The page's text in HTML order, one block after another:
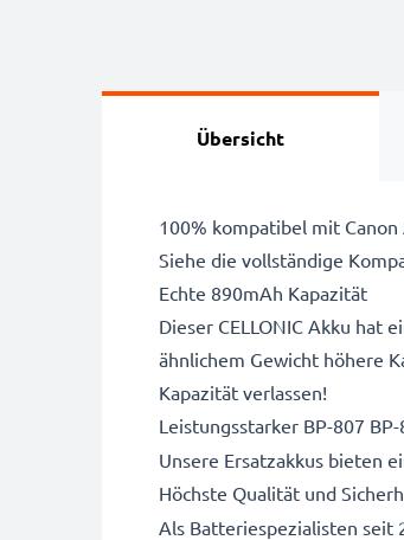
Übersicht
100% kompatibel mit Canon
Siehe die vollständige
Echte 890mAh Kapazität
Dieser CELLONIC Akku hat
ähnlichem Gewicht höhere
Kapazität verlassen!
Leistungsstarker BP-807
Unsere Ersatzakkus bieten
Höchste Qualität und
Als Batteriespezialisten seit